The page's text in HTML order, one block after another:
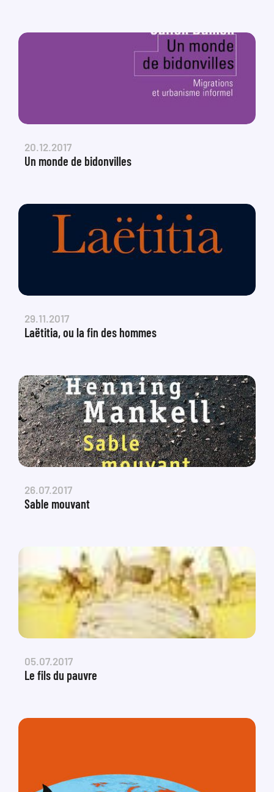
20.12.2017
Un monde de bidonvilles
29.11.2017
Laëtitia, ou la fin des hommes
26.07.2017
Sable mouvant
05.07.2017
Le fils du pauvre